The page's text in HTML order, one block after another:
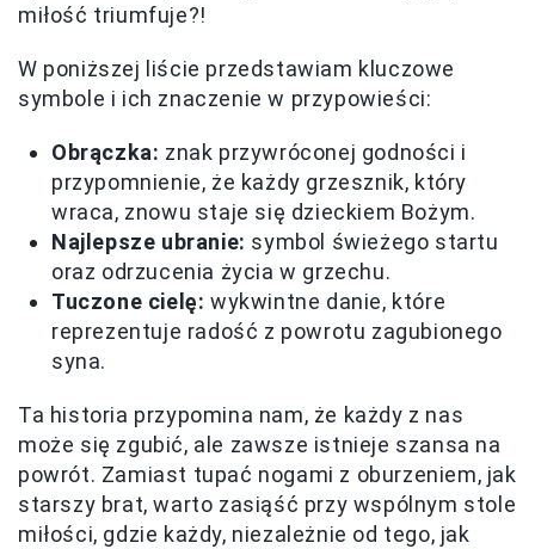
miłość triumfuje?!
W poniższej liście przedstawiam kluczowe
symbole i ich znaczenie w przypowieści:
Obrączka: znak przywróconej godności i
przypomnienie, że każdy grzesznik, który
wraca, znowu staje się dzieckiem Bożym.
Najlepsze ubranie: symbol świeżego startu
oraz odrzucenia życia w grzechu.
Tuczone cielę: wykwintne danie, które
reprezentuje radość z powrotu zagubionego
syna.
Ta historia przypomina nam, że każdy z nas
może się zgubić, ale zawsze istnieje szansa na
powrót. Zamiast tupać nogami z oburzeniem, jak
starszy brat, warto zasiąść przy wspólnym stole
miłości, gdzie każdy, niezależnie od tego, jak